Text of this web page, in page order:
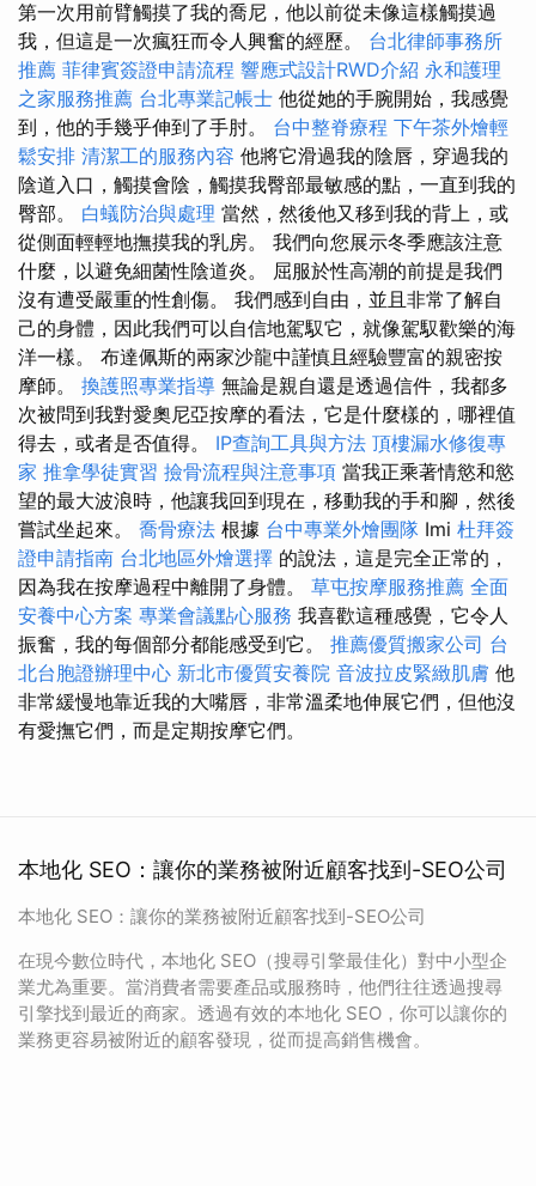
第一次用前臂觸摸了我的喬尼，他以前從未像這樣觸摸過
我，但這是一次瘋狂而令人興奮的經歷。 台北律師事務所
推薦 菲律賓簽證申請流程 響應式設計RWD介紹 永和護理
之家服務推薦 台北專業記帳士 他從她的手腕開始，我感覺
到，他的手幾乎伸到了手肘。 台中整脊療程 下午茶外燴輕
鬆安排 清潔工的服務內容 他將它滑過我的陰唇，穿過我的
陰道入口，觸摸會陰，觸摸我臀部最敏感的點，一直到我的
臀部。 白蟻防治與處理 當然，然後他又移到我的背上，或
從側面輕輕地撫摸我的乳房。 我們向您展示冬季應該注意
什麼，以避免細菌性陰道炎。 屈服於性高潮的前提是我們
沒有遭受嚴重的性創傷。 我們感到自由，並且非常了解自
己的身體，因此我們可以自信地駕馭它，就像駕馭歡樂的海
洋一樣。 布達佩斯的兩家沙龍中謹慎且經驗豐富的親密按
摩師。 換護照專業指導 無論是親自還是透過信件，我都多
次被問到我對愛奧尼亞按摩的看法，它是什麼樣的，哪裡值
得去，或者是否值得。 IP查詢工具與方法 頂樓漏水修復專
家 推拿學徒實習 撿骨流程與注意事項 當我正乘著情慾和慾
望的最大波浪時，他讓我回到現在，移動我的手和腳，然後
嘗試坐起來。 喬骨療法 根據 台中專業外燴團隊 Imi 杜拜簽
證申請指南 台北地區外燴選擇 的說法，這是完全正常的，
因為我在按摩過程中離開了身體。 草屯按摩服務推薦 全面
安養中心方案 專業會議點心服務 我喜歡這種感覺，它令人
振奮，我的每個部分都能感受到它。 推薦優質搬家公司 台
北台胞證辦理中心 新北市優質安養院 音波拉皮緊緻肌膚 他
非常緩慢地靠近我的大嘴唇，非常溫柔地伸展它們，但他沒
有愛撫它們，而是定期按摩它們。
本地化 SEO：讓你的業務被附近顧客找到-SEO公司
本地化 SEO：讓你的業務被附近顧客找到-SEO公司
在現今數位時代，本地化 SEO（搜尋引擎最佳化）對中小型企
業尤為重要。當消費者需要產品或服務時，他們往往透過搜尋
引擎找到最近的商家。透過有效的本地化 SEO，你可以讓你的
業務更容易被附近的顧客發現，從而提高銷售機會。